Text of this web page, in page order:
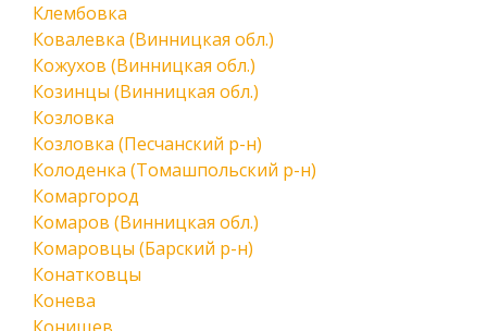
Клембовка
Ковалевка (Винницкая обл.)
Кожухов (Винницкая обл.)
Козинцы (Винницкая обл.)
Козловка
Козловка (Песчанский р-н)
Колоденка (Томашпольский р-н)
Комаргород
Комаров (Винницкая обл.)
Комаровцы (Барский р-н)
Конатковцы
Конева